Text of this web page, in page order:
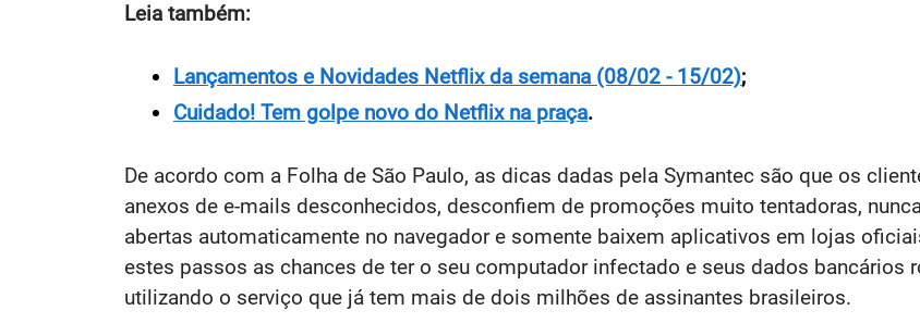
Leia também:
Lançamentos e Novidades Netflix da semana (08/02 - 15/02);
Cuidado! Tem golpe novo do Netflix na praça.
De acordo com a Folha de São Paulo, as dicas dadas pela Symantec são que os
anexos de e-mails desconhecidos, desconfiem de promoções muito tentadoras,
abertas automaticamente no navegador e somente baixem aplicativos em lojas
estes passos as chances de ter o seu computador infectado e seus dados bancários
utilizando o serviço que já tem mais de dois milhões de assinantes brasileiros.